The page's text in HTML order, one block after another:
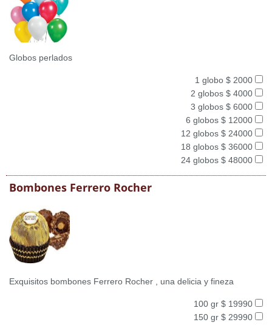
Globos perlados
1 globo $ 2000
2 globos $ 4000
3 globos $ 6000
6 globos $ 12000
12 globos $ 24000
18 globos $ 36000
24 globos $ 48000
Bombones Ferrero Rocher
Exquisitos bombones Ferrero Rocher , una delicia y fineza
100 gr $ 19990
150 gr $ 29990